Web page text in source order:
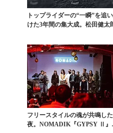
トップライダーの“一瞬”を追
けた3年間の集大成。松田健太
フリースタイルの魂が共鳴した
夜。NOMADIK『GYPSY Ⅱ』